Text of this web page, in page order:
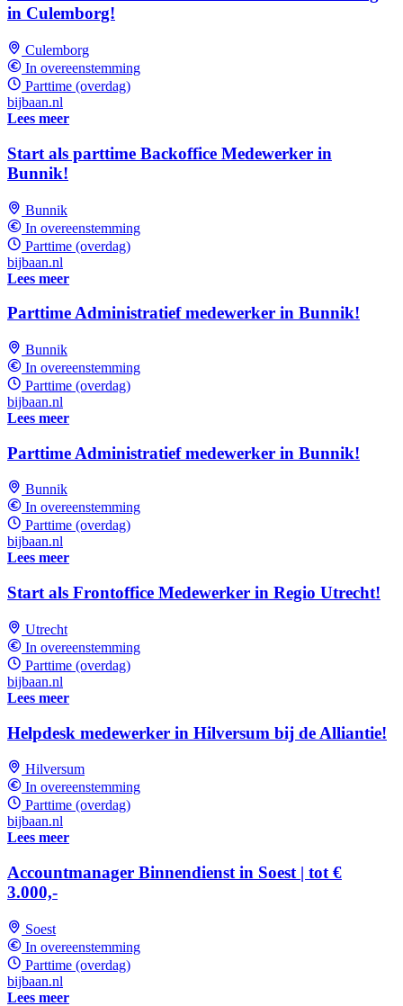
in Culemborg!
Culemborg
In overeenstemming
Parttime (overdag)
bijbaan.nl
Lees meer
Start als parttime Backoffice Medewerker in
Bunnik!
Bunnik
In overeenstemming
Parttime (overdag)
bijbaan.nl
Lees meer
Parttime Administratief medewerker in Bunnik!
Bunnik
In overeenstemming
Parttime (overdag)
bijbaan.nl
Lees meer
Parttime Administratief medewerker in Bunnik!
Bunnik
In overeenstemming
Parttime (overdag)
bijbaan.nl
Lees meer
Start als Frontoffice Medewerker in Regio Utrecht!
Utrecht
In overeenstemming
Parttime (overdag)
bijbaan.nl
Lees meer
Helpdesk medewerker in Hilversum bij de Alliantie!
Hilversum
In overeenstemming
Parttime (overdag)
bijbaan.nl
Lees meer
Accountmanager Binnendienst in Soest | tot €
3.000,-
Soest
In overeenstemming
Parttime (overdag)
bijbaan.nl
Lees meer